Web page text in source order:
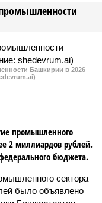
Башкирии в 2026
промышленного
2 миллиардов рублей.
бюджета.
сектора
было объявлено